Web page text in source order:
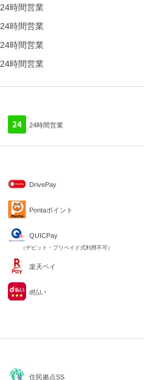
24時間営業
24時間営業
24時間営業
24時間営業
24時間営業
DrivePay
Pontaポイント
QUICPay
（デビット・プリペイド式利用不可）
楽天ペイ
d払い
住民拠点SS